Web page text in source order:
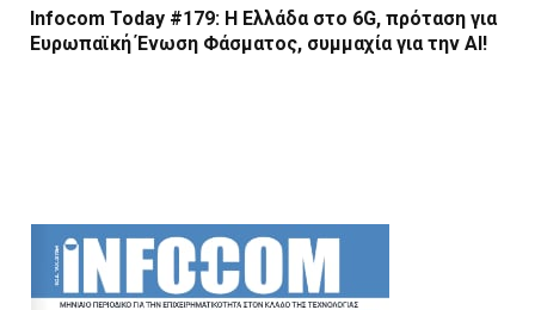
Infocom Today #179: Η Ελλάδα στο 6G, πρόταση για
Ευρωπαϊκή Ένωση Φάσματος, συμμαχία για την AI!